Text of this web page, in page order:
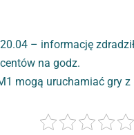
– informację
na godz.
mogą uruchamiać gry